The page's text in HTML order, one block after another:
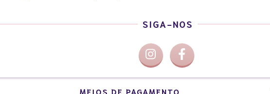
SIGA-NOS
MEIOS DE PAGAMENTO